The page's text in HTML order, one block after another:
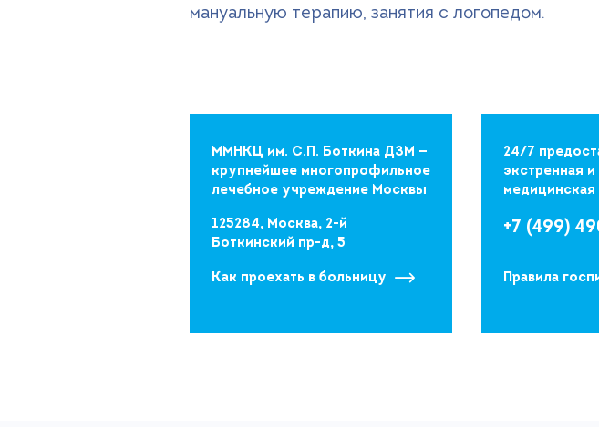
мануальную терапию, занятия с логопедом.
ММНКЦ им. С.П. Боткина ДЗМ —
крупнейшее многопрофильное
лечебное учреждение Москвы
125284, Москва, 2-й
Боткинский пр-д, 5
Как проехать в больницу
24/7
экстренная и
+7 (499)
Правила